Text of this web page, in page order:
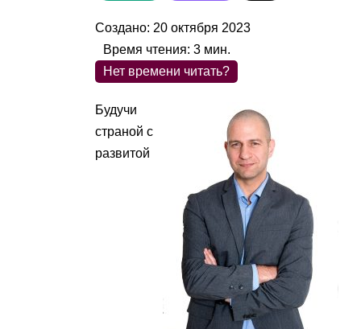
Создано: 20 октября 2023
Нет времени читать?
Время чтения:3 мин.
Будучи
страной с
развитой